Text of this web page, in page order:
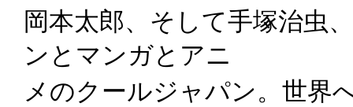
岡本太郎、そして手塚治虫
ンとマンガとアニ
メのクールジャパン。世界